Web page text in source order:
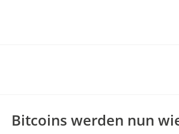
Bitcoins werden nun